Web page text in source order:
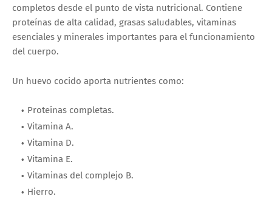
completos desde el punto de vista nutricional. Contiene
proteínas de alta calidad, grasas saludables, vitaminas
esenciales y minerales importantes para el funcionamiento
del cuerpo.
Un huevo cocido aporta nutrientes como:
Proteínas completas.
Vitamina A.
Vitamina D.
Vitamina E.
Vitaminas del complejo B.
Hierro.